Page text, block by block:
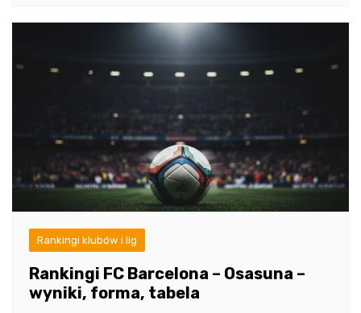
Rankingi klubów i lig
Rankingi FC Barcelona – Osasuna –
wyniki, forma, tabela